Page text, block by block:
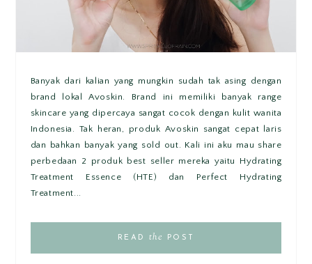
Banyak dari kalian yang mungkin sudah tak asing dengan
brand lokal Avoskin. Brand ini memiliki banyak range
skincare yang dipercaya sangat cocok dengan kulit wanita
Indonesia. Tak heran, produk Avoskin sangat cepat laris
dan bahkan banyak yang sold out. Kali ini aku mau share
perbedaan 2 produk best seller mereka yaitu Hydrating
Treatment Essence (HTE) dan Perfect Hydrating
Treatment...
READ the POST